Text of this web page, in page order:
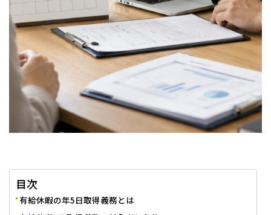
目次
有給休暇の年5日取得義務とは